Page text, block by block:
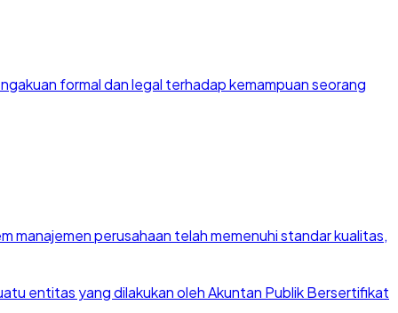
formal dan legal terhadap kemampuan seorang
perusahaan telah memenuhi standar kualitas,
entitas yang dilakukan oleh Akuntan Publik Bersertifikat